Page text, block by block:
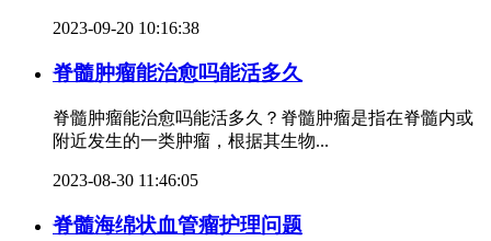
2023-09-20 10:16:38
脊髓肿瘤能治愈吗能活多久
脊髓肿瘤能治愈吗能活多久？脊髓肿瘤是指在脊髓内或
附近发生的一类肿瘤，根据其生物...
2023-08-30 11:46:05
脊髓海绵状血管瘤护理问题